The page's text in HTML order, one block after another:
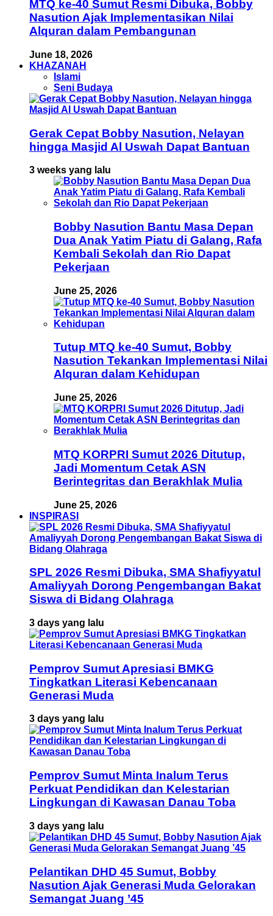
MTQ ke-40 Sumut Resmi Dibuka, Bobby
Nasution Ajak Implementasikan Nilai
Alquran dalam Pembangunan
June 18, 2026
KHAZANAH
Islami
Seni Budaya
Gerak Cepat Bobby Nasution, Nelayan
hingga Masjid Al Uswah Dapat Bantuan
3 weeks yang lalu
Bobby Nasution Bantu Masa Depan
Dua Anak Yatim Piatu di Galang, Rafa
Kembali Sekolah dan Rio Dapat
Pekerjaan
June 25, 2026
Tutup MTQ ke-40 Sumut, Bobby
Nasution Tekankan Implementasi Nilai
Alquran dalam Kehidupan
June 25, 2026
MTQ KORPRI Sumut 2026 Ditutup,
Jadi Momentum Cetak ASN
Berintegritas dan Berakhlak Mulia
June 25, 2026
INSPIRASI
SPL 2026 Resmi Dibuka, SMA Shafiyyatul
Amaliyyah Dorong Pengembangan Bakat
Siswa di Bidang Olahraga
3 days yang lalu
Pemprov Sumut Apresiasi BMKG
Tingkatkan Literasi Kebencanaan
Generasi Muda
3 days yang lalu
Pemprov Sumut Minta Inalum Terus
Perkuat Pendidikan dan Kelestarian
Lingkungan di Kawasan Danau Toba
3 days yang lalu
Pelantikan DHD 45 Sumut, Bobby
Nasution Ajak Generasi Muda Gelorakan
Semangat Juang ’45